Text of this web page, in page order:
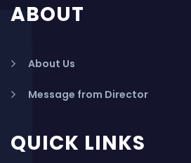
ABOUT
About Us
Message from Director
QUICK LINKS